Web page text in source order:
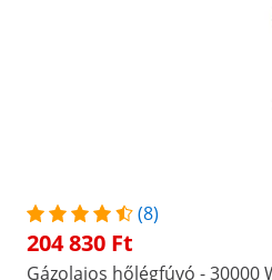
(8)
204 830 Ft
Gázolajos hőlégfúvó - 30000